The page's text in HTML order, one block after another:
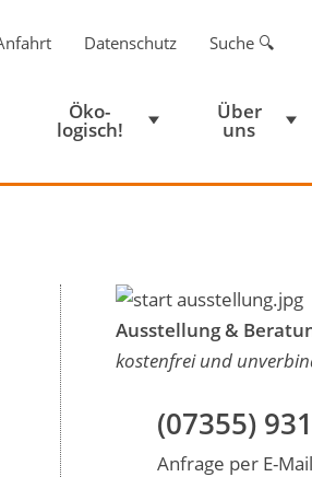
Datenschutz Suche 🔍
Öko-
logisch!
Über
uns
Ausstellung &
kostenfrei und
(07355)
Anfrage per E-